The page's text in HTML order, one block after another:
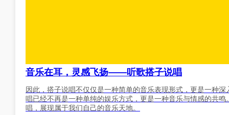
音乐在耳，灵感飞扬——听歌搭子说唱
因此，搭子说唱不仅仅是一种简单的音乐表现形式，更是一种
唱已经不再是一种单纯的娱乐方式，更是一种音乐与情感的共
唱，展现属于我们自己的音乐天地。